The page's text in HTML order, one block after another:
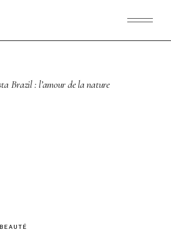
Brazil : l’amour de la nature
BEAUTÉ